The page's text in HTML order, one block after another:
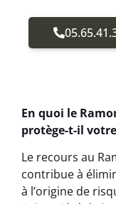
En quoi le
protège-t-il
Le recours au
contribue à
à l’origine de